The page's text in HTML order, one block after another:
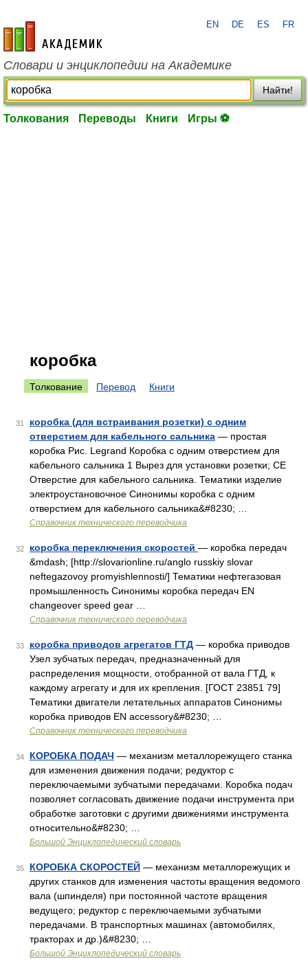
academic.ru
EN DE ES FR
Словари и энциклопедии на Академике
Найти!
Толкования Переводы Книги Игры ⚽
коробка
Толкование Перевод Книги
31
коробка (для встраивания розетки) с одним
отверстием для кабельного сальника — простая
коробка Рис. Legrand Коробка с одним отверстием для
кабельного сальника 1 Вырез для установки розетки; CE
Отверстие для кабельного сальника. Тематики изделие
электроустановочное Синонимы коробка с одним
отверстием для кабельного сальника&#8230; …
Справочник технического переводчика
32 коробка переключения скоростей — коробка передач
&mdash; [http://slovarionline.ru/anglo russkiy slovar
neftegazovoy promyishlennosti/] Тематики нефтегазовая
промышленность Синонимы коробка передач EN
changeover speed gear …
Справочник технического переводчика
33 коробка приводов агрегатов ГТД — коробка приводов
Узел зубчатых передач, предназначенный для
распределения мощности, отобранной от вала ГТД, к
каждому агрегату и для их крепления. [ГОСТ 23851 79]
Тематики двигатели летательных аппаратов Синонимы
коробка приводов EN accessory&#8230; …
Справочник технического переводчика
34 КОРОБКА ПОДАЧ — механизм металлорежущего станка
для изменения движения подачи; редуктор с
переключаемыми зубчатыми передачами. Коробка подач
позволяет согласовать движение подачи инструмента при
обработке заготовки с другими движениями инструмента
относительно&#8230; …
Большой Энциклопедический словарь
35 КОРОБКА СКОРОСТЕЙ — механизм металлорежущих и
других станков для изменения частоты вращения ведомого
вала (шпинделя) при постоянной частоте вращения
ведущего; редуктор с переключаемыми зубчатыми
передачами. В транспортных машинах (автомобилях,
тракторах и др.)&#8230; …
Большой Энциклопедический словарь